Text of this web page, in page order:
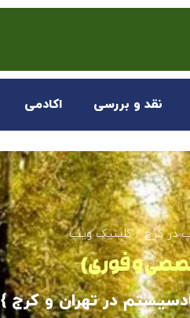
نقد و بررسی اکادمی
در کرج / کلینیک ویپ
و فوری)
در تهران و کرج }